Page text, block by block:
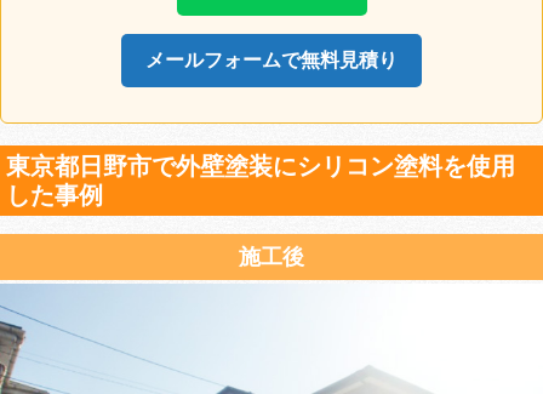
メールフォームで無料見積り
東京都日野市で外壁塗装にシリコン塗料を使用
した事例
施工後